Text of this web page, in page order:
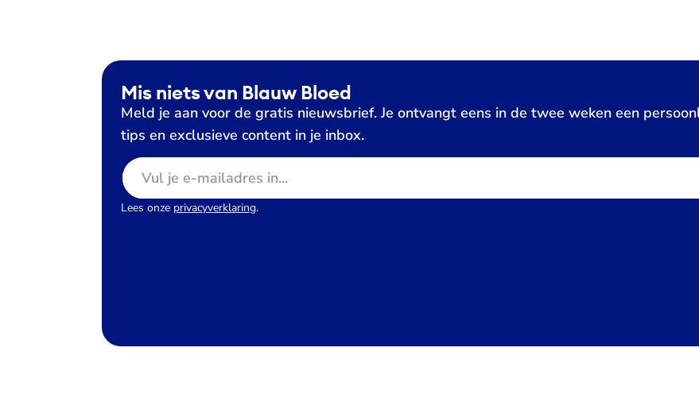
Mis niets van Blauw Bloed
Meld je aan voor de gratis nieuwsbrief. Je ontvangt eens in de twee weken een
tips en exclusieve content in je inbox.
E-mailadres
Lees onze privacyverklaring.